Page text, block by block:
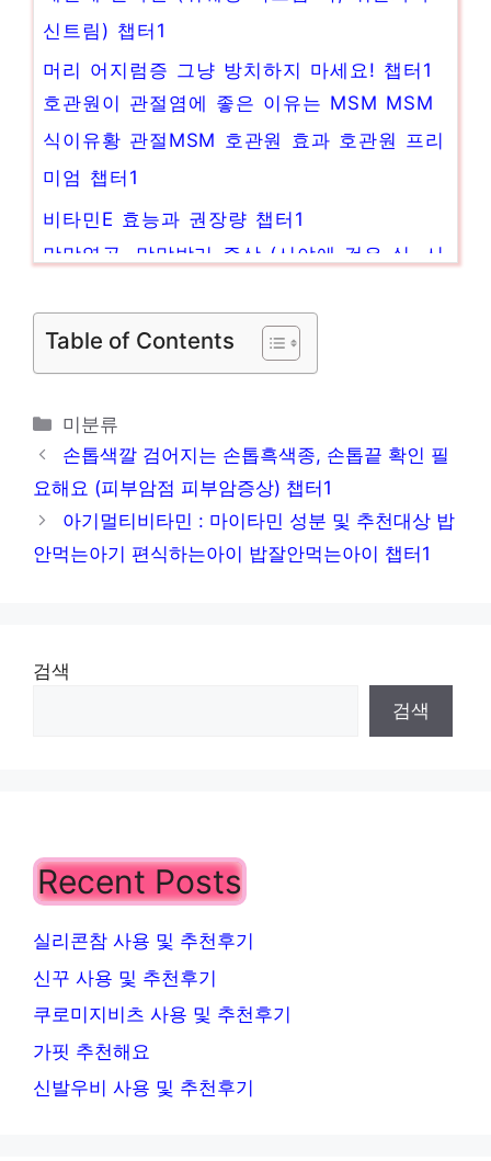
신트림) 챕터1
머리 어지럼증 그냥 방치하지 마세요! 챕터1
호관원이 관절염에 좋은 이유는 MSM MSM
식이유황 관절MSM 호관원 효과 호관원 프리
미엄 챕터1
비타민E 효능과 권장량 챕터1
망막열공, 망막박리 증상 (시야에 검은 실, 시
란스톤엘에프디티정15mg 녹여먹는 위장약
챕터1
Table of Contents
카
테
고
미분류
손톱색깔 검어지는 손톱흑색종, 손톱끝 확인 필
요해요 (피부암점 피부암증상) 챕터1
아기멀티비타민 : 마이타민 성분 및 추천대상 밥
안먹는아기 편식하는아이 밥잘안먹는아이 챕터1
검색
검색
Recent Posts
실리콘참 사용 및 추천후기
신꾸 사용 및 추천후기
쿠로미지비츠 사용 및 추천후기
가핏 추천해요
신발우비 사용 및 추천후기